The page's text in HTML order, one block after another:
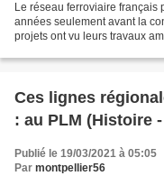
Le réseau ferroviaire
années seulement avant la
projets ont vu leurs travaux
Ces lignes
: au PLM (Histoire -
Publié le 19/03/2021 à 05:05
Par montpellier56